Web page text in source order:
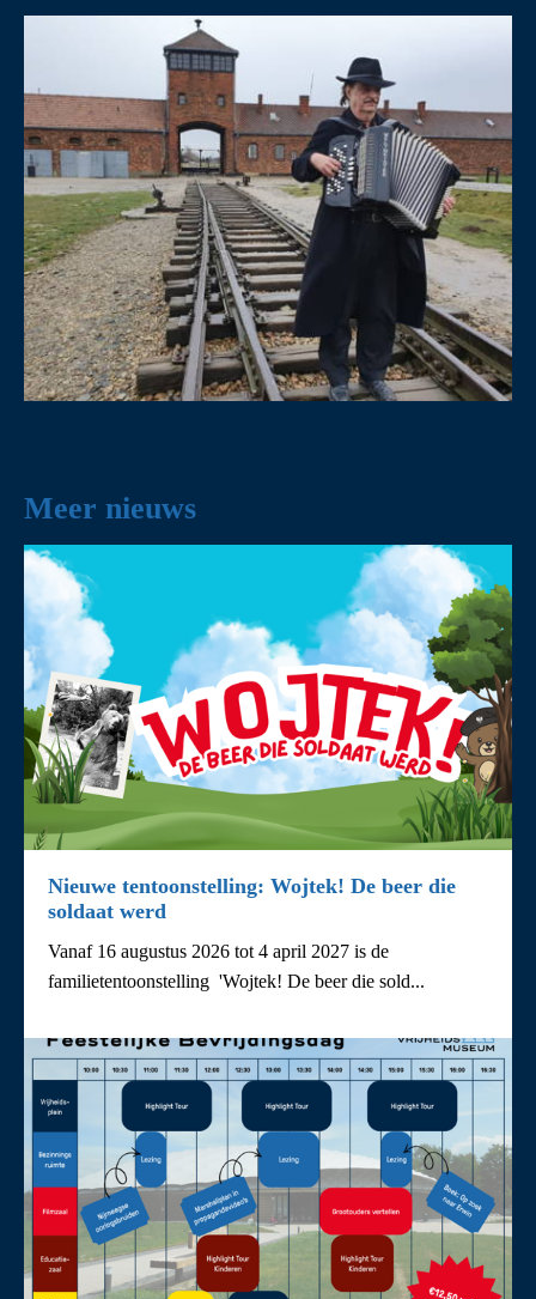
Meer nieuws
Nieuwe tentoonstelling: Wojtek! De beer die
soldaat werd
Vanaf 16 augustus 2026 tot 4 april 2027 is de
familietentoonstelling 'Wojtek! De beer die sold...